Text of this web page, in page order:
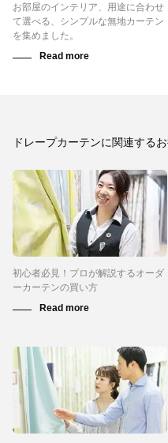
お部屋のインテリア、用途に合わせ
て選べる、シンプルな無地カーテン
を集めました。
ドレープカーテンに関連する
初心者必見！プロが解説するオーダ
ーカーテンの買い方